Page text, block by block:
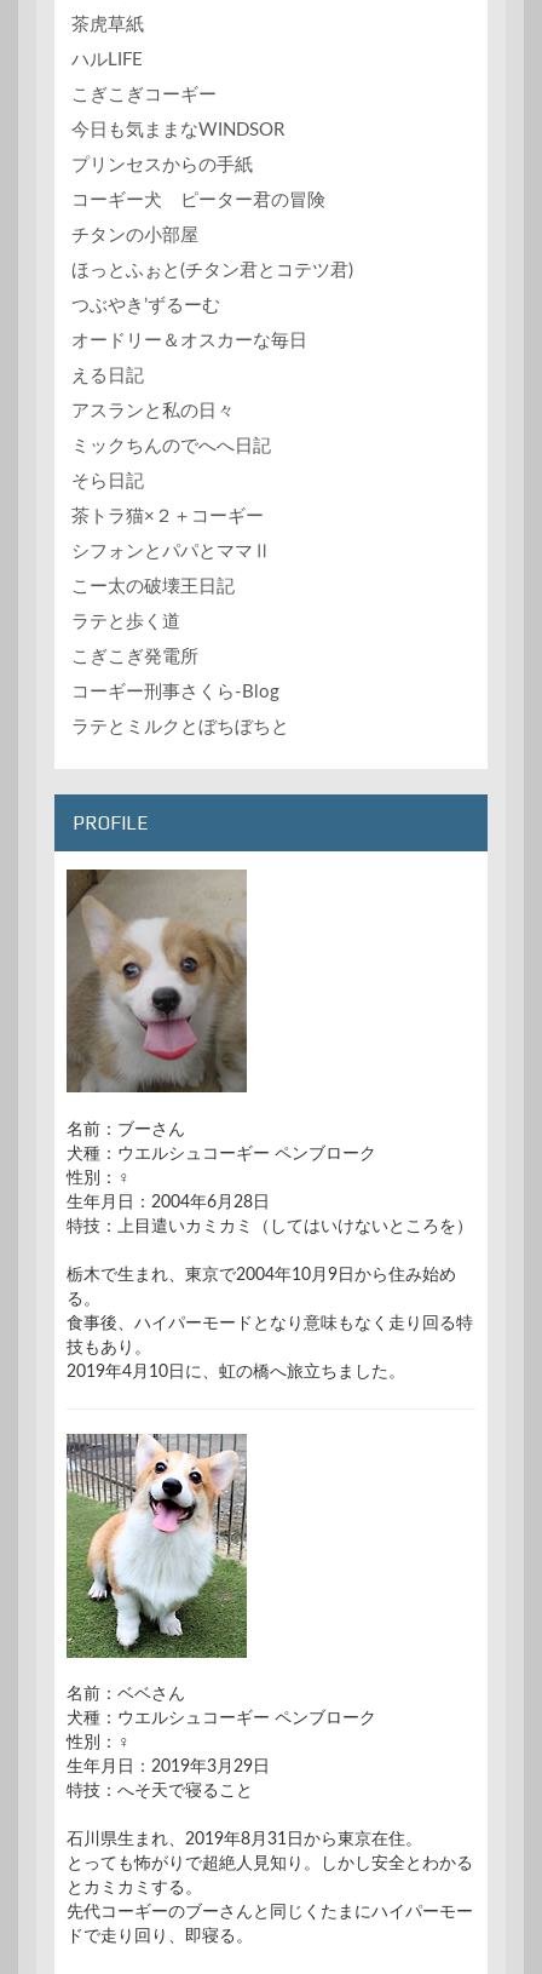
茶虎草紙
ハルLIFE
こぎこぎコーギー
今日も気ままなWINDSOR
プリンセスからの手紙
コーギー犬 ピーター君の冒険
チタンの小部屋
ほっとふぉと(チタン君とコテツ君)
つぶやき’ずるーむ
オードリー＆オスカーな毎日
える日記
アスランと私の日々
ミックちんのでへへ日記
そら日記
茶トラ猫×２＋コーギー
シフォンとパパとママⅡ
こー太の破壊王日記
ラテと歩く道
こぎこぎ発電所
コーギー刑事さくら-Blog
ラテとミルクとぼちぼちと
PROFILE
名前：ブーさん
犬種：ウエルシュコーギー ペンブローク
性別：♀
生年月日：2004年6月28日
特技：上目遣いカミカミ（してはいけないところを）
栃木で生まれ、東京で2004年10月9日から住み始め
る。
食事後、ハイパーモードとなり意味もなく走り回る特
技もあり。
2019年4月10日に、虹の橋へ旅立ちました。
名前：ベベさん
犬種：ウエルシュコーギー ペンブローク
性別：♀
生年月日：2019年3月29日
特技：へそ天で寝ること
石川県生まれ、2019年8月31日から東京在住。
とっても怖がりで超絶人見知り。しかし安全とわかる
とカミカミする。
先代コーギーのブーさんと同じくたまにハイパーモー
ドで走り回り、即寝る。